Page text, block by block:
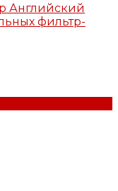
Английский
фильтр-